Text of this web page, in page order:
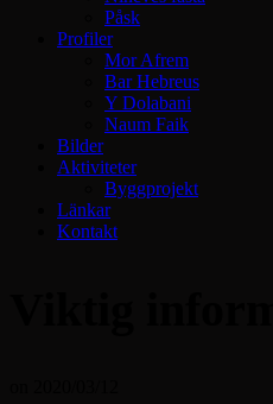
Påsk
Profiler
Mor Afrem
Bar Hebreus
Y Dolabani
Naum Faik
Bilder
Aktiviteter
Byggprojekt
Länkar
Kontakt